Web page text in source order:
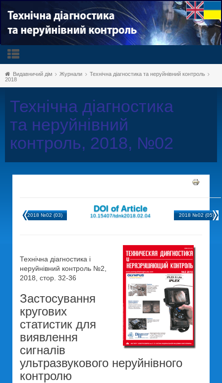
Видавничий дім Журнали
Технічна діагностика та неруйнівний контроль
2018
Технічна діагностика
та неруйнівний
контроль, 2018, №02
2018 №02 (03)
DOI of Article
10.15407/tdnk2018.02.04 2018 №02 (05)
Технічна діагностика і
неруйнівний контроль №2,
2018, стор. 32-36
Застосування
кругових
статистик для
виявлення
сигналів
ультразвукового неруйнівного
контролю